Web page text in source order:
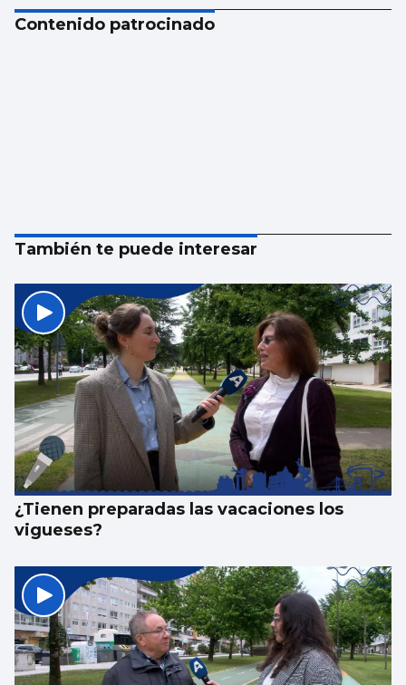
Contenido patrocinado
También te puede interesar
¿Tienen preparadas las vacaciones los
vigueses?